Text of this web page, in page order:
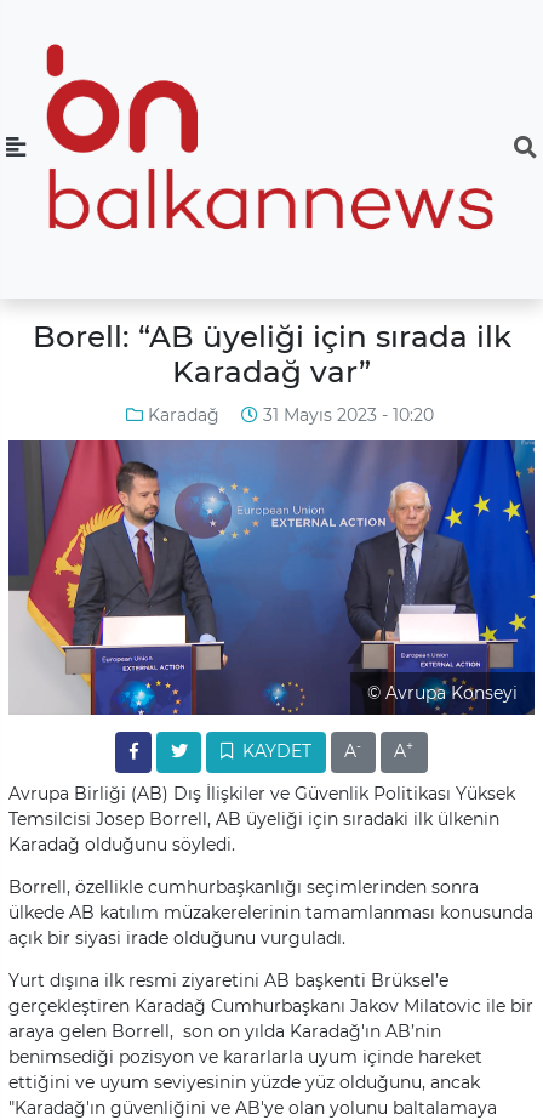
Borell: “AB üyeliği için sırada ilk
Karadağ var”
Karadağ 31 Mayıs 2023 - 10:20
© Avrupa Konseyi
KAYDET A- A+
Avrupa Birliği (AB) Dış İlişkiler ve Güvenlik Politikası Yüksek
Temsilcisi Josep Borrell, AB üyeliği için sıradaki ilk ülkenin
Karadağ olduğunu söyledi.
Borrell, özellikle cumhurbaşkanlığı seçimlerinden sonra
ülkede AB katılım müzakerelerinin tamamlanması konusunda
açık bir siyasi irade olduğunu vurguladı.
Yurt dışına ilk resmi ziyaretini AB başkenti Brüksel’e
gerçekleştiren Karadağ Cumhurbaşkanı Jakov Milatovic ile bir
araya gelen Borrell, son on yılda Karadağ'ın AB’nin
benimsediği pozisyon ve kararlarla uyum içinde hareket
ettiğini ve uyum seviyesinin yüzde yüz olduğunu, ancak
"Karadağ'ın güvenliğini ve AB'ye olan yolunu baltalamaya